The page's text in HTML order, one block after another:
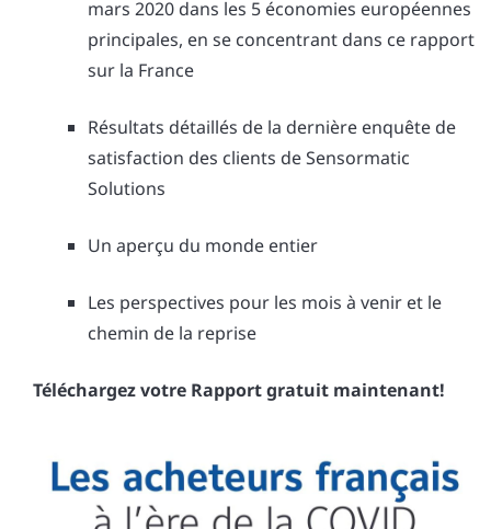
mars 2020 dans les 5 économies européennes
principales, en se concentrant dans ce rapport
sur la France
Résultats détaillés de la dernière enquête de
satisfaction des clients de Sensormatic
Solutions
Un aperçu du monde entier
Les perspectives pour les mois à venir et le
chemin de la reprise
Téléchargez votre Rapport gratuit maintenant!